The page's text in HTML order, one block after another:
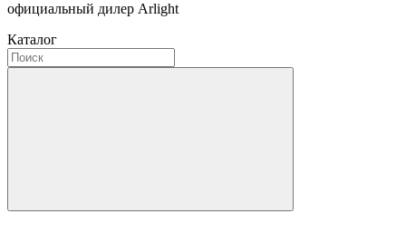
официальный дилер Arlight
Каталог